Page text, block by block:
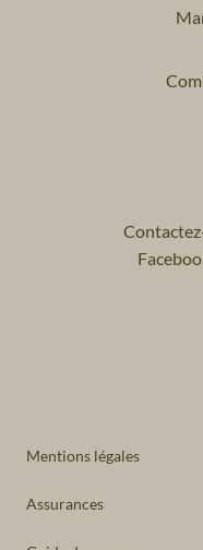
Mentions légales
Assurances